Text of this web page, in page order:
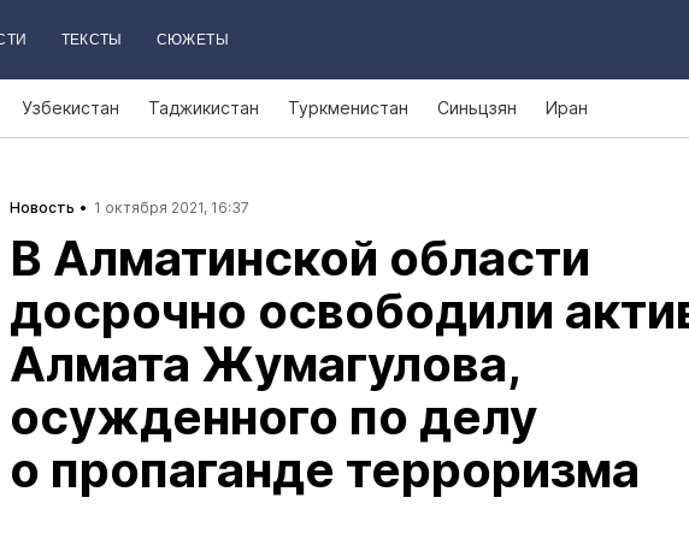
ТЕКСТЫ СЮЖЕТЫ
Узбекистан Таджикистан Туркменистан Синьцзян Иран
Новость 1 октября 2021, 16:37
В Алматинской области
досрочно освободили
Алмата Жумагулова,
осужденного по делу
о пропаганде терроризма